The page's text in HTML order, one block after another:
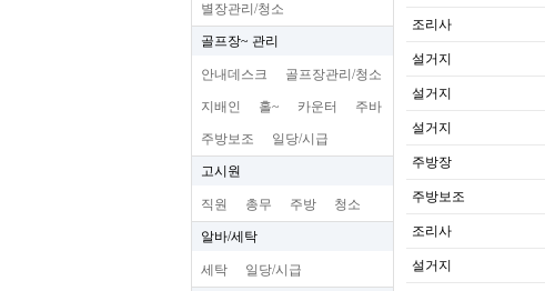
별장관리/청소
골프장~ 관리
안내데스크 골프장관리/청소
지배인 홀~ 카운터 주바
주방보조 일당/시급
고시원
직원 총무 주방 청소
알바/세탁
세탁 일당/시급
조리사
설거지
설거지
설거지
주방장
주방보조
조리사
설거지